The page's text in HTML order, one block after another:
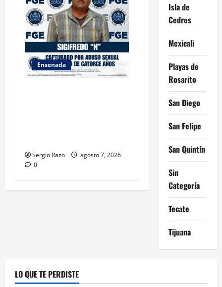
Ensenada
Sergio Razo
agosto 7, 2026
0
Isla de
Cedros
Mexicali
Playas de
Rosarito
San Diego
San Felipe
San Quintín
Sin
Categoría
Tecate
Tijuana
LO QUE TE PERDISTE